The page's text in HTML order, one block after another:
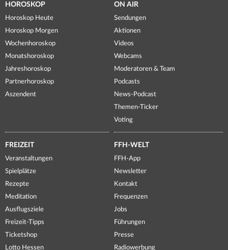
HOROSKOP
Horoskop Heute
Horoskop Morgen
Wochenhoroskop
Monatshoroskop
Jahreshoroskop
Partnerhoroskop
Aszendent
ON AIR
Sendungen
Aktionen
Videos
Webcams
Moderatoren & Team
Podcasts
News-Podcast
Themen-Ticker
Voting
FREIZEIT
Veranstaltungen
Spielplätze
Rezepte
Meditation
Ausflugsziele
Freizeit-Tipps
Ticketshop
Lotto Hessen
FFH-WELT
FFH-App
Newsletter
Kontakt
Frequenzen
Jobs
Führungen
Presse
Radiowerbung